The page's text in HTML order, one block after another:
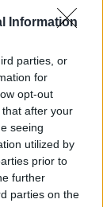
Information
parties, or
for
opt-out
after your
seeing
utilized by
prior to
further
parties on the
o
o
a prova
nível,
cabeça de